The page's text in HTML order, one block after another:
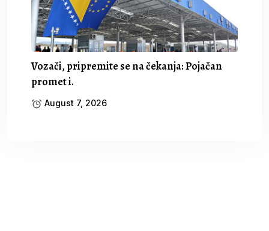
Vozači, pripremite se na čekanja: Pojačan
promet i.
August 7, 2026